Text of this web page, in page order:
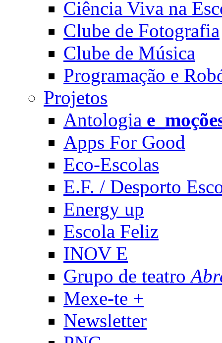
Ciência Viva na
Clube de Fotografia
Clube de Música
Programação e
Projetos
Antologia
Apps For Good
Eco-Escolas
E.F. / Desporto
Energy up
Escola Feliz
INOV E
Grupo de teatro
Mexe-te +
Newsletter